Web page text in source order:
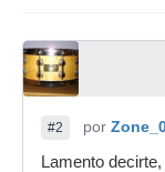
#2 por
Lamento